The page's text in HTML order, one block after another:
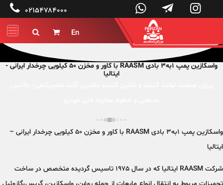



 ۰۲۱۵۴۷۸۴۰۰۰
En


واسکازین پمپ 1به3 بادی RAASM با کاور و مخزن 50 کیلویی چرخدار ایرانی -
ایتالیا
واسکازین پمپ 1به3 بادی RAASM با کاور و مخزن 50 کیلویی چرخدار ایرانی –
ایتالیا
شرکت RAASM ایتالیا که در سال 1975 تاسیس گردیده متخصص در ساخت